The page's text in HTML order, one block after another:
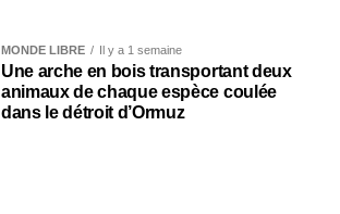
MONDE LIBRE Il y a 1 semaine
Une arche en bois transportant deux
animaux de chaque espèce coulée
dans le détroit d’Ormuz